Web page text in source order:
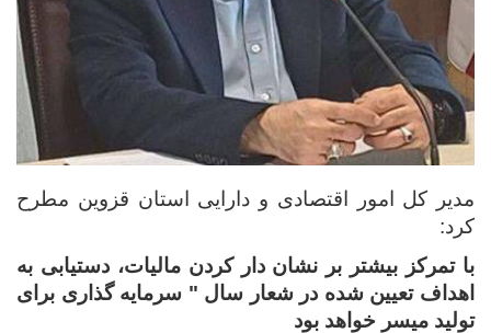
مدیر کل امور اقتصادی و دارایی استان قزوین مطرح
کرد:
با تمرکز بیشتر بر نشان دار کردن مالیات، دستیابی به
اهداف تعیین شده در شعار سال " سرمایه گذاری برای
تولید میسر خواهد بود